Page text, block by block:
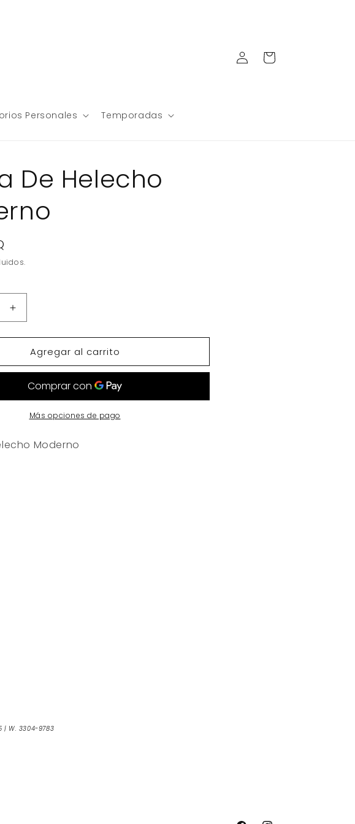
Personales Temporadas
Iniciar
sesión
Carrito
De Helecho
Aumentar
cantidad
para
Rama
De
Moderno
Agregar al carrito
Más opciones de pago
Moderno
| W. 3304-9783